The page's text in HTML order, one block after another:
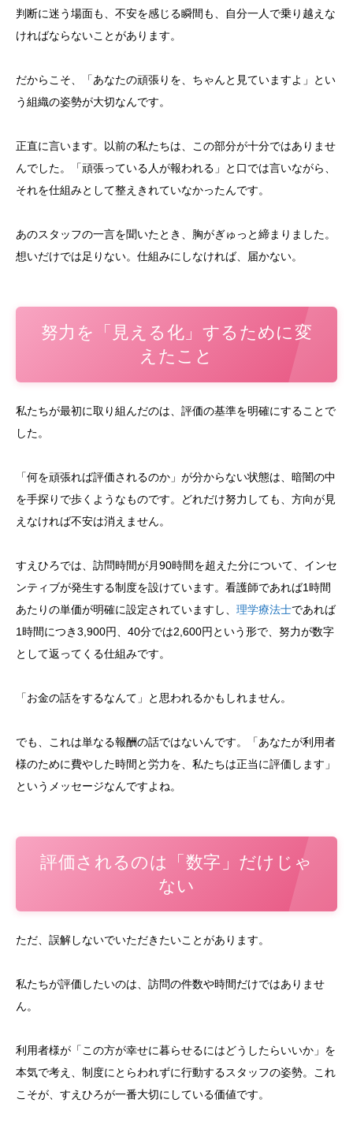
判断に迷う場面も、不安を感じる瞬間も、自分一人で乗り越えな
ければならないことがあります。
だからこそ、「あなたの頑張りを、ちゃんと見ていますよ」とい
う組織の姿勢が大切なんです。
正直に言います。以前の私たちは、この部分が十分ではありませ
んでした。「頑張っている人が報われる」と口では言いながら、
それを仕組みとして整えきれていなかったんです。
あのスタッフの一言を聞いたとき、胸がぎゅっと締まりました。
想いだけでは足りない。仕組みにしなければ、届かない。
努力を「見える化」するために変
えたこと
私たちが最初に取り組んだのは、評価の基準を明確にすることで
した。
「何を頑張れば評価されるのか」が分からない状態は、暗闇の中
を手探りで歩くようなものです。どれだけ努力しても、方向が見
えなければ不安は消えません。
すえひろでは、訪問時間が月90時間を超えた分について、インセ
ンティブが発生する制度を設けています。看護師であれば1時間
あたりの単価が明確に設定されていますし、 理学療法士であれば
1時間につき3,900円、40分では2,600円という形で、努力が数字
として返ってくる仕組みです。
「お金の話をするなんて」と思われるかもしれません。
でも、これは単なる報酬の話ではないんです。「あなたが利用者
様のために費やした時間と労力を、私たちは正当に評価します」
というメッセージなんですよね。
評価されるのは「数字」だけじゃ
ない
ただ、誤解しないでいただきたいことがあります。
私たちが評価したいのは、訪問の件数や時間だけではありませ
ん。
利用者様が「この方が幸せに暮らせるにはどうしたらいいか」を
本気で考え、制度にとらわれずに行動するスタッフの姿勢。これ
こそが、すえひろが一番大切にしている価値です。